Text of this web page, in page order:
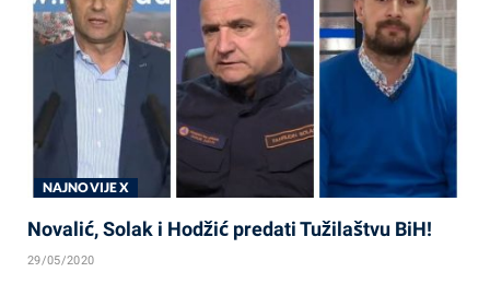
NAJNOVIJE X
Novalić, Solak i Hodžić predati Tužilaštvu BiH!
29/05/2020